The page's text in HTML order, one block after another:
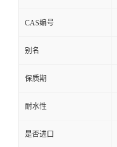
CAS编号
别名
保质期
耐水性
是否进口